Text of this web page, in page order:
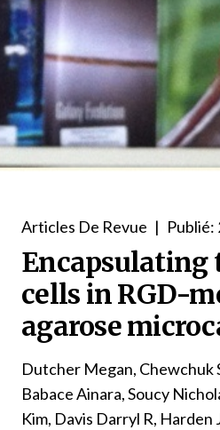
Articles De Revue | Publié:
Encapsulating
cells in RGD-
agarose
Dutcher Megan, Chewchuk
Babace Ainara, Soucy
Kim, Davis Darryl R, Harden